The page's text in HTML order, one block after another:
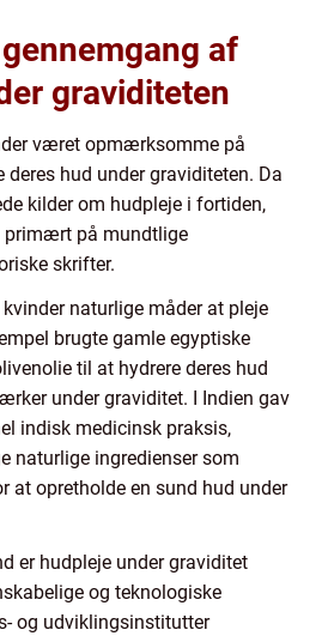
af
graviditeten
været opmærksomme på
hud under graviditeten. Da
kilder om hudpleje i fortiden,
primært på mundtlige
skrifter.
naturlige måder at pleje
brugte gamle egyptiske
til at hydrere deres hud
under graviditet. I Indien gav
indisk medicinsk praksis,
naturlige ingredienser som
at opretholde en sund hud under
er hudpleje under graviditet
og teknologiske
og udviklingsinstitutter